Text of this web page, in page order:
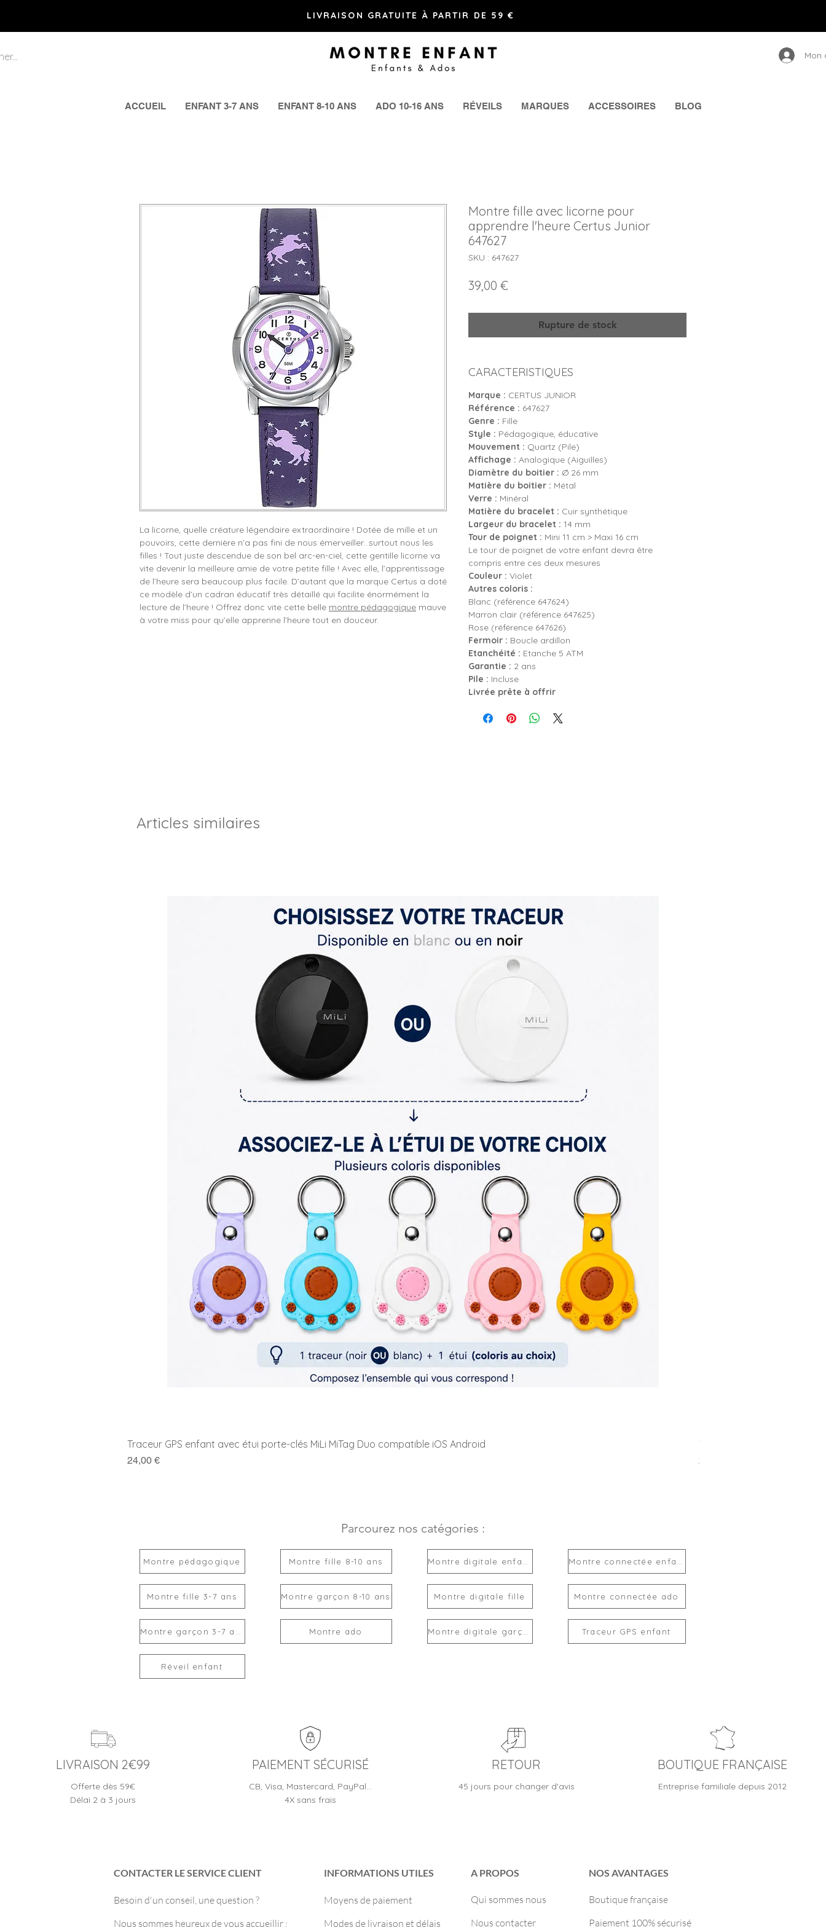
LIVRAISON GRATUITE À PARTIR DE 59 €
Mon
ACCUEIL ENFANT 3-7 ANS ENFANT 8-10 ANS ADO 10-16 ANS RÉVEILS MARQUES ACCESSOIRES BLOG
La licorne, quelle créature légendaire extraordinaire ! Dotée de mille et un
pouvoirs, cette dernière n’a pas fini de nous émerveiller...surtout nous les
filles ! Tout juste descendue de son bel arc-en-ciel, cette gentille licorne va
vite devenir la meilleure amie de votre petite fille ! Avec elle, l’apprentissage
de l’heure sera beaucoup plus facile. D’autant que la marque Certus a doté
ce modèle d’un cadran éducatif très détaillé qui facilite énormément la
lecture de l’heure ! Offrez donc vite cette belle montre pédagogique mauve
à votre miss pour qu’elle apprenne l’heure tout en douceur.
Montre fille avec licorne pour
apprendre l'heure Certus Junior
647627
SKU : 647627
39,00 €Prix
Rupture de stock
CARACTERISTIQUES
Marque : CERTUS JUNIOR
Référence : 647627
Genre : Fille
Style : Pédagogique, éducative
Mouvement : Quartz (Pile)
Affichage : Analogique (Aiguilles)
Diamètre du boitier : Ø 26 mm
Matière du boitier : Métal
Verre : Minéral
Matière du bracelet : Cuir synthétique
Largeur du bracelet : 14 mm
Tour de poignet : Mini 11 cm > Maxi 16 cm
Le tour de poignet de votre enfant devra être
compris entre ces deux mesures
Couleur : Violet
Autres coloris :
Blanc (référence 647624)
Marron clair (référence 647625)
Rose (référence 647626)
Fermoir : Boucle ardillon
Etanchéité : Etanche 5 ATM
Garantie : 2 ans
Pile : Incluse
Livrée prête à offrir
Articles similaires
Traceur GPS enfant avec étui porte-clés MiLi MiTag Duo compatible iOS Android
Prix
24,00 €
Traceur GPS enfant MiLi
Prix
24,00 €
Parcourez nos catégories :
Montre pédagogique
Montre fille 3-7 ans
Montre fille 8-10 ans
Montre garçon 8-10 ans
Montre ado
Montre digitale fille Montre connectée ado
Traceur GPS enfant
Réveil enfant
LIVRAISON 2€99
Offerte dès 59€
Délai 2 à 3 jours
PAIEMENT SÉCURISÉ
CB, Visa, Mastercard, PayPal…
4X sans frais
RETOUR
45 jours pour changer d'avis
BOUTIQUE FRANÇAISE
Entreprise familiale depuis 2012
CONTACTER LE SERVICE CLIENT
Besoin d'un conseil, une question ?
Nous sommes heureux de vous accueillir :
INFORMATIONS UTILES
Moyens de paiement
Modes de livraison et délais
A PROPOS
Qui sommes nous
Nous contacter
NOS AVANTAGES
Boutique française
Paiement 100% sécurisé